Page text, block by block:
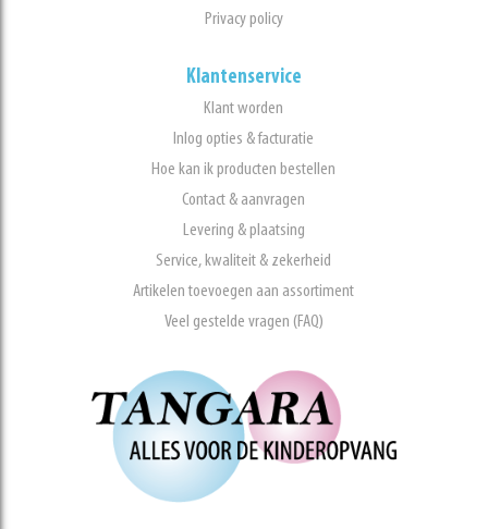
Privacy policy
Klantenservice
Klant worden
Inlog opties & facturatie
Hoe kan ik producten bestellen
Contact & aanvragen
Levering & plaatsing
Service, kwaliteit & zekerheid
Artikelen toevoegen aan assortiment
Veel gestelde vragen (FAQ)